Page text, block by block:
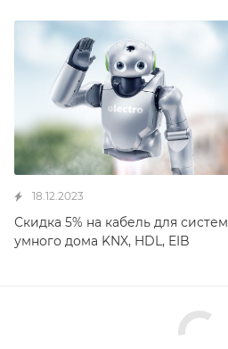
18.12.2023
Скидка 5% на кабель для систем
умного дома KNX, HDL, EIB